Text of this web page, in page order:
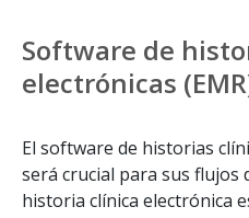
Software de
electrónicas
El software de historias
será crucial para sus flujos
historia clínica electrónica